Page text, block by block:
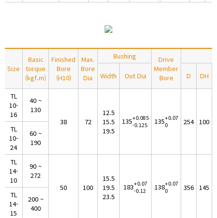
Size
Basic
torque
(kgf.m)
Finished
Bore
(H10)
Max.
Bore
Dia
Bushing
Drive
Member
Bore
Width Out Dia D DH
TL
10-
16
40 ~
130
38
72
12.5
15.5
19.5
135+0.085
-0.125
135+0.07
0
254 100
TL
10-
24
60 ~
190
TL
14-
10
90 ~
272
50
100
15.5
19.5
23.5
183+0.07
-0.12
138+0.07
0
356 145
TL
14-
15
200 ~
400